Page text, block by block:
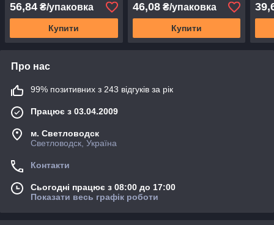
56,84 ₴/упаковка
Купити
46,08₴/упаковка
Купити
Про нас
99% позитивних з 243 відгуків за рік
Працює з 03.04.2009
м. Светловодск
Светловодск, Україна
Контакти
Сьогодні працює з 08:00 до 17:00
Показати весь графік роботи